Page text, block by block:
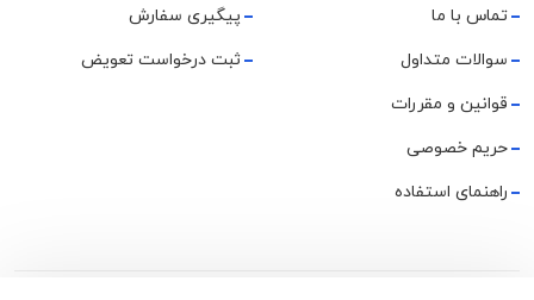
تماس با ما
سوالات متداول
قوانین و مقررات
حریم خصوصی
راهنمای استفاده
پیگیری سفارش
ثبت درخواست تعویض